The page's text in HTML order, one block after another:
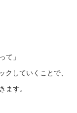
て」
していくことで、
ます。